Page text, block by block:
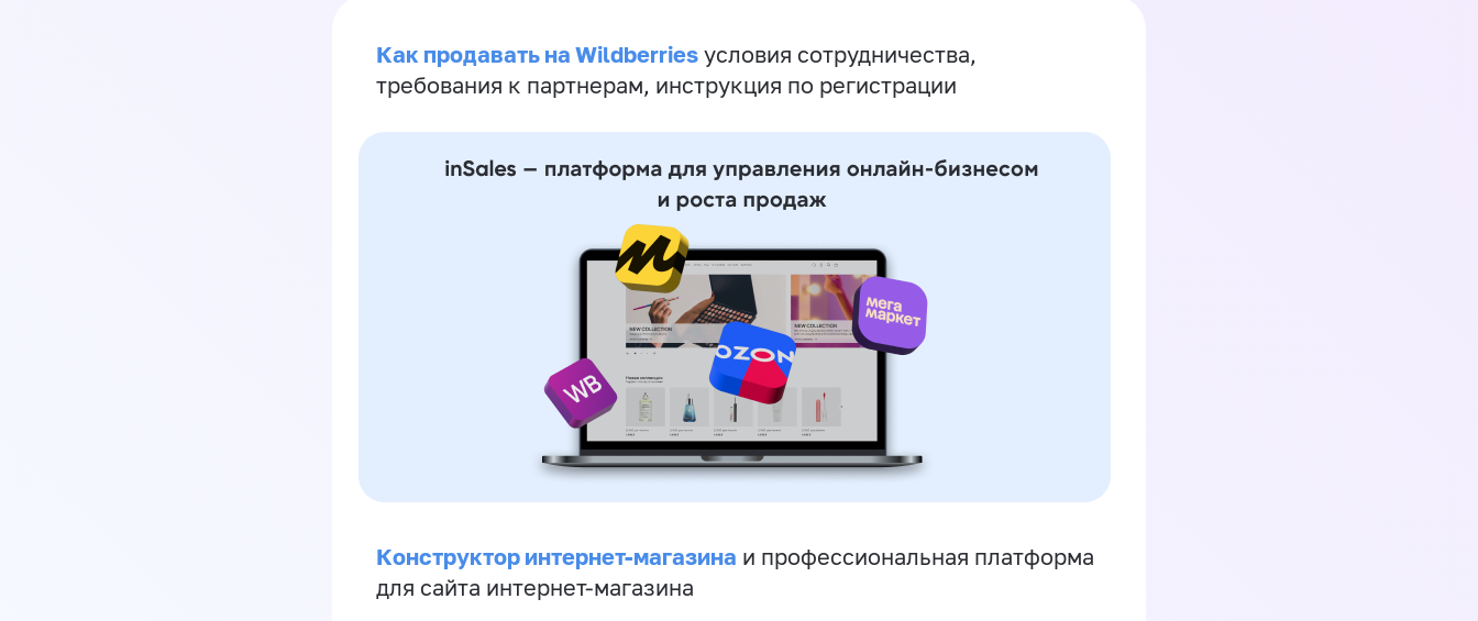
Как продавать на Wildberries условия сотрудничества,
требования к партнерам, инструкция по регистрации
Конструктор интернет-магазина и профессиональная платформа
для сайта интернет-магазина